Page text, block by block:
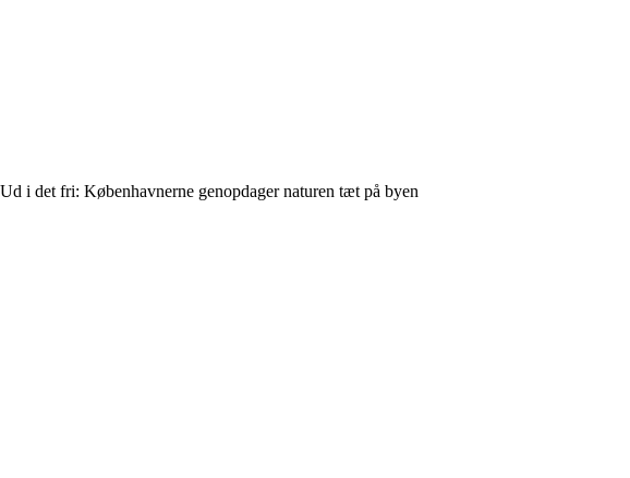
Ud i det fri: Københavnerne genopdager naturen tæt på byen